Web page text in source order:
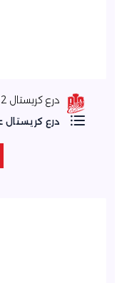
درع كريستال 7222-G
درع كريستال